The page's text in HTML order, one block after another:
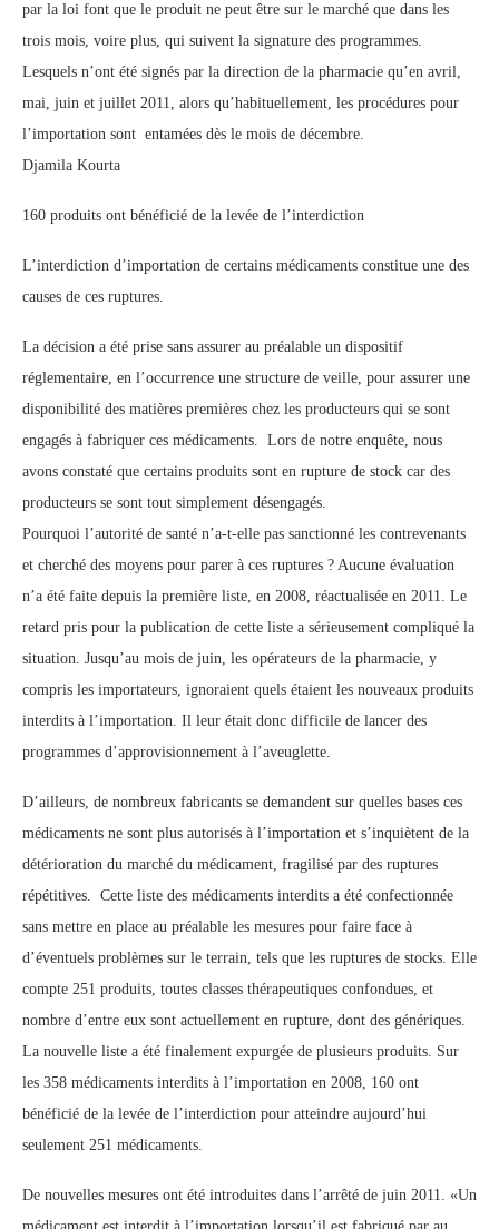
par la loi font que le produit ne peut être sur le marché que dans les
trois mois, voire plus, qui suivent la signature des programmes.
Lesquels n’ont été signés par la direction de la pharmacie qu’en avril,
mai, juin et juillet 2011, alors qu’habituellement, les procédures pour
l’importation sont entamées dès le mois de décembre.
Djamila Kourta
160 produits ont bénéficié de la levée de l’interdiction
L’interdiction d’importation de certains médicaments constitue une des
causes de ces ruptures.
La décision a été prise sans assurer au préalable un dispositif
réglementaire, en l’occurrence une structure de veille, pour assurer une
disponibilité des matières premières chez les producteurs qui se sont
engagés à fabriquer ces médicaments. Lors de notre enquête, nous
avons constaté que certains produits sont en rupture de stock car des
producteurs se sont tout simplement désengagés.
Pourquoi l’autorité de santé n’a-t-elle pas sanctionné les contrevenants
et cherché des moyens pour parer à ces ruptures ? Aucune évaluation
n’a été faite depuis la première liste, en 2008, réactualisée en 2011. Le
retard pris pour la publication de cette liste a sérieusement compliqué la
situation. Jusqu’au mois de juin, les opérateurs de la pharmacie, y
compris les importateurs, ignoraient quels étaient les nouveaux produits
interdits à l’importation. Il leur était donc difficile de lancer des
programmes d’approvisionnement à l’aveuglette.
D’ailleurs, de nombreux fabricants se demandent sur quelles bases ces
médicaments ne sont plus autorisés à l’importation et s’inquiètent de la
détérioration du marché du médicament, fragilisé par des ruptures
répétitives. Cette liste des médicaments interdits a été confectionnée
sans mettre en place au préalable les mesures pour faire face à
d’éventuels problèmes sur le terrain, tels que les ruptures de stocks. Elle
compte 251 produits, toutes classes thérapeutiques confondues, et
nombre d’entre eux sont actuellement en rupture, dont des génériques.
La nouvelle liste a été finalement expurgée de plusieurs produits. Sur
les 358 médicaments interdits à l’importation en 2008, 160 ont
bénéficié de la levée de l’interdiction pour atteindre aujourd’hui
seulement 251 médicaments.
De nouvelles mesures ont été introduites dans l’arrêté de juin 2011. «Un